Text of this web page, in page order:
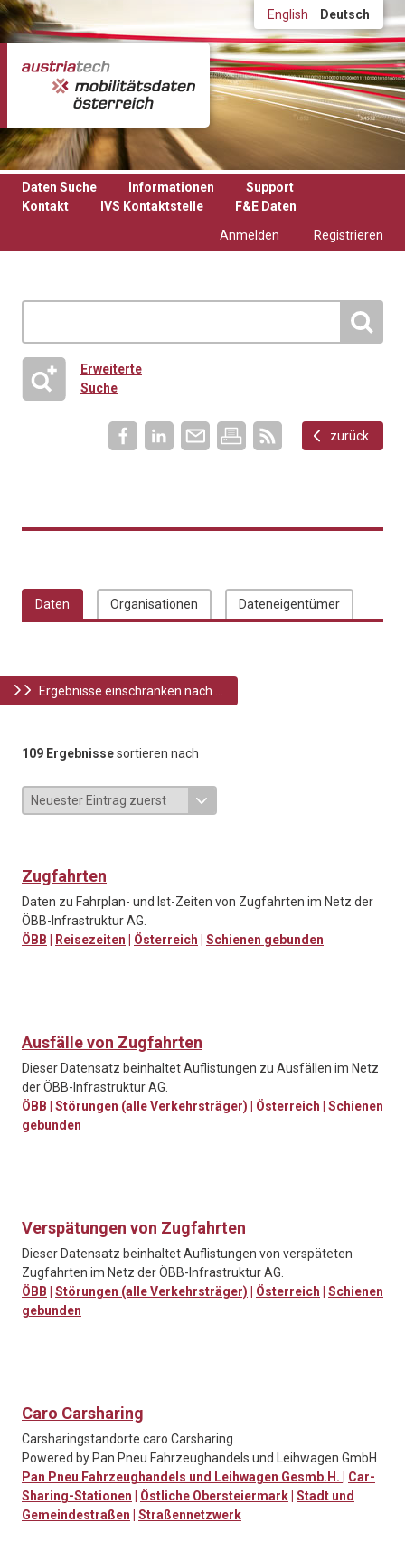
Direkt zum Inhalt English Deutsch
Daten Suche Informationen
Support
Kontakt
IVS Kontaktstelle
F&E Daten
Anmelden
Registrieren
Erweiterte
Suche
zurück
Daten Organisationen Dateneigentümer
Ergebnisse einschränken nach ...
109 Ergebnissesortieren nach
Zugfahrten
Daten zu Fahrplan- und Ist-Zeiten von Zugfahrten im Netz der
ÖBB-Infrastruktur AG.
ÖBB
Reisezeiten Österreich Schienen gebunden
Ausfälle von Zugfahrten
Dieser Datensatz beinhaltet Auflistungen zu Ausfällen im Netz
der ÖBB-Infrastruktur AG.
ÖBB
Störungen (alle Verkehrsträger) Österreich
Schienen
gebunden
Verspätungen von Zugfahrten
Dieser Datensatz beinhaltet Auflistungen von verspäteten
Zugfahrten im Netz der ÖBB-Infrastruktur AG.
ÖBB
Störungen (alle Verkehrsträger) Österreich
Schienen
gebunden
Caro Carsharing
Carsharingstandorte caro Carsharing
Powered by Pan Pneu Fahrzeughandels und Leihwagen GmbH
Pan Pneu Fahrzeughandels und Leihwagen Gesmb.H.
Car-
Sharing-Stationen
Östliche Obersteiermark Stadt und
Gemeindestraßen
Straßennetzwerk